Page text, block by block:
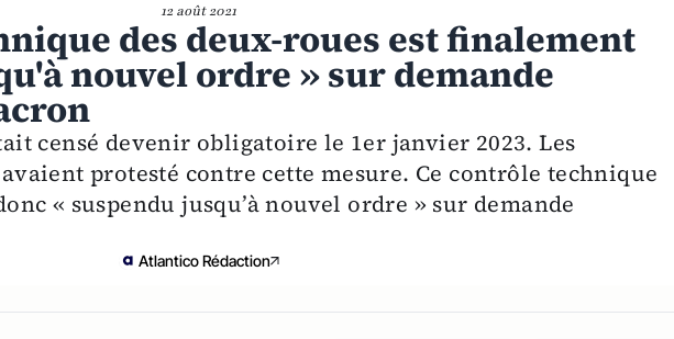
12 août 2021
des deux-roues est finalement
nouvel ordre » sur demande
censé devenir obligatoire le 1er janvier 2023. Les
protesté contre cette mesure. Ce contrôle technique
« suspendu jusqu’à nouvel ordre » sur demande
Atlantico Rédaction